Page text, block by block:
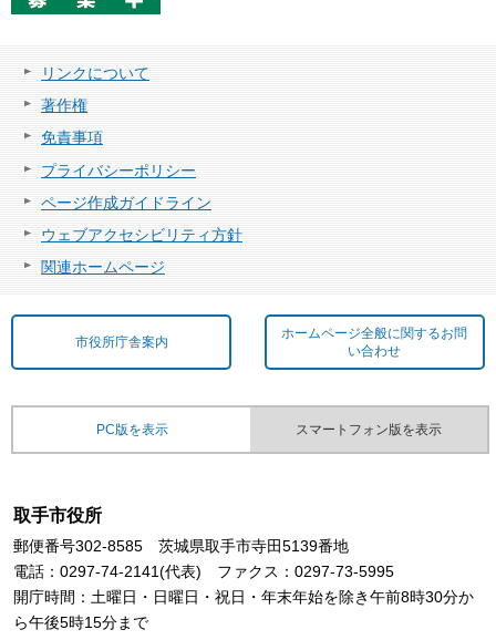
リンクについて
著作権
免責事項
プライバシーポリシー
ページ作成ガイドライン
ウェブアクセシビリティ方針
関連ホームページ
市役所庁舎案内
ホームページ全般に関するお問
い合わせ
PC版を表示 スマートフォン版を表示
取手市役所
郵便番号302-8585 茨城県取手市寺田5139番地
電話：0297-74-2141(代表) ファクス：0297-73-5995
開庁時間：土曜日・日曜日・祝日・年末年始を除き午前8時30分か
ら午後5時15分まで